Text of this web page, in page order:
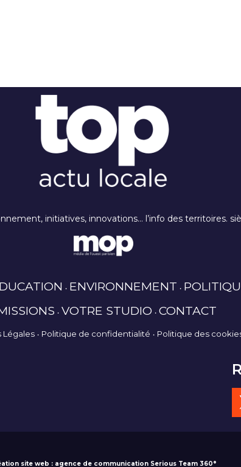
initiatives, innovations… l’info des territoires.
ENVIRONNEMENT
VOTRE STUDIO CONTACT
Légales Politique de confidentialité Politique des
site web : agence de communication Serious Team 360°